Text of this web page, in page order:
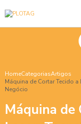
HomeCategoriasArtigos
Máquina de Cortar Tecido
Negócio
Máquina de